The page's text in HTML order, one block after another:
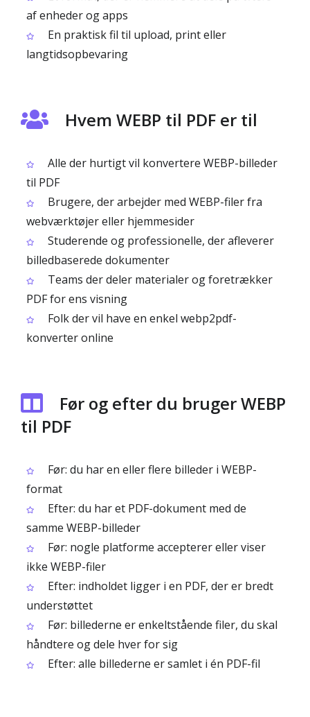
af enheder og apps
En praktisk fil til upload, print eller
langtidsopbevaring
Hvem WEBP til PDF er til
Alle der hurtigt vil konvertere WEBP-billeder
til PDF
Brugere, der arbejder med WEBP-filer fra
webværktøjer eller hjemmesider
Studerende og professionelle, der afleverer
billedbaserede dokumenter
Teams der deler materialer og foretrækker
PDF for ens visning
Folk der vil have en enkel webp2pdf-
konverter online
Før og efter du bruger WEBP
til PDF
Før: du har en eller flere billeder i WEBP-
format
Efter: du har et PDF-dokument med de
samme WEBP-billeder
Før: nogle platforme accepterer eller viser
ikke WEBP-filer
Efter: indholdet ligger i en PDF, der er bredt
understøttet
Før: billederne er enkeltstående filer, du skal
håndtere og dele hver for sig
Efter: alle billederne er samlet i én PDF-fil